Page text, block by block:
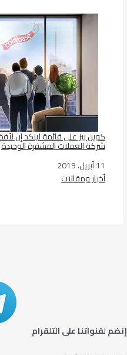
شركة العملات المشفرة الوحيدة
التاريخ
11 أبريل، 2019
في ما يتعلق بما يأتي
أخبار ومقالات
إنضم لقنواتنا على التلقرام